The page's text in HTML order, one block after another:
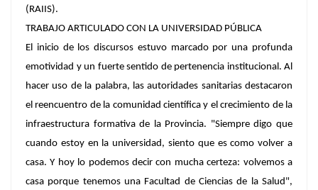
(RAIIS).
TRABAJO ARTICULADO CON LA UNIVERSIDAD PÚBLICA
El inicio de los discursos estuvo marcado por una profunda
emotividad y un fuerte sentido de pertenencia institucional. Al
hacer uso de la palabra, las autoridades sanitarias destacaron
el reencuentro de la comunidad científica y el crecimiento de la
infraestructura formativa de la Provincia. "Siempre digo que
cuando estoy en la universidad, siento que es como volver a
casa. Y hoy lo podemos decir con mucha certeza: volvemos a
casa porque tenemos una Facultad de Ciencias de la Salud",